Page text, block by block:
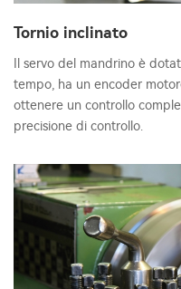
Tornio inclinato
Il servo del mandrino è
tempo, ha un encoder
ottenere un controllo
precisione di controllo.